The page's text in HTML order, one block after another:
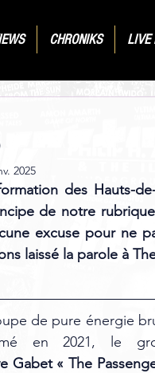
CHRONIKS LIVE
2025
des Hauts-
de notre
excuse pour ne
laissé la parole à
de pure énergie
en 2021, le
Gabet « The